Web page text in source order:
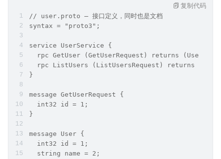
// user.proto — 接口定义，同时也是文档
syntax = "proto3";
service UserService {
  rpc GetUser (GetUserRequest) returns (User);
rpc ListUsers (ListUsersRequest) returns
}
message GetUserRequest {
  int32 id = 1;
}
message User {
  int32 id = 1;
  string name = 2;
复制代码